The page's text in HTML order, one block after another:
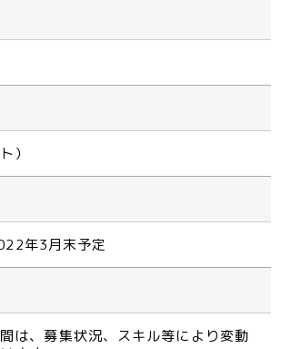
）
年3月末予定
は、募集状況、スキル等により変動